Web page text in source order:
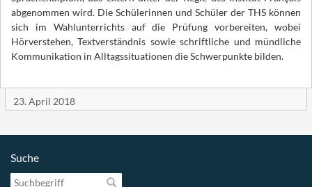
abgenommen wird. Die Schülerinnen und Schüler der THS können
sich im Wahlunterrichts auf die Prüfung vorbereiten, wobei
Hörverstehen, Textverständnis sowie schriftliche und mündliche
Kommunikation in Alltagssituationen die Schwerpunkte bilden.
23. April 2018
Suche
Suchbegriff